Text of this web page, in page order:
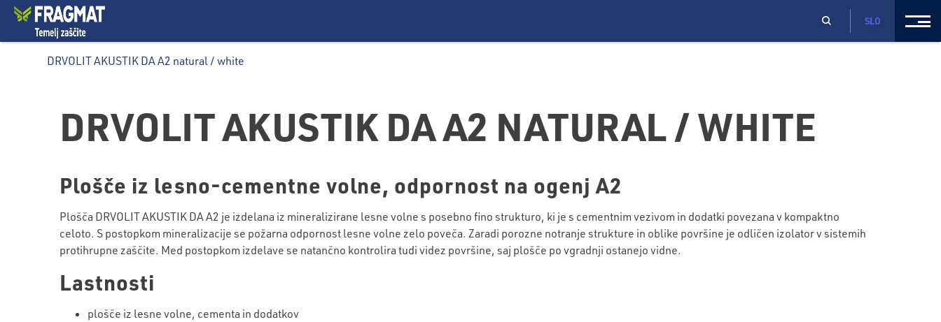
SLO
DRVOLIT AKUSTIK DA A2 natural / white
DRVOLIT AKUSTIK DA A2 NATURAL / WHITE
Plošče iz lesno-cementne volne, odpornost na ogenj A2
Plošča DRVOLIT AKUSTIK DA A2 je izdelana iz mineralizirane lesne volne s posebno fino strukturo, ki je s cementnim vezivom in dodatki povezana v kompaktno
celoto. S postopkom mineralizacije se požarna odpornost lesne volne zelo poveča. Zaradi porozne notranje strukture in oblike površine je odličen izolator v sistemih
protihrupne zaščite. Med postopkom izdelave se natančno kontrolira tudi videz površine, saj plošče po vgradnji ostanejo vidne.
Lastnosti
plošče iz lesne volne, cementa in dodatkov